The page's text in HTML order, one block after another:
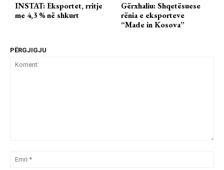
INSTAT: Eksportet, rritje
me 4,3 % në shkurt
Gërxhaliu: Shqetësuese
rënia e eksporteve
“Made in Kosova”
PËRGJIGJU